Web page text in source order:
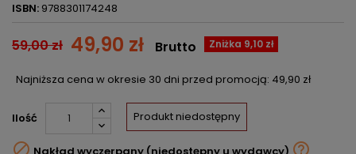
ISBN: 9788301174248
59,00 zł 49,90 zł Zniżka 9,10 zł
Brutto
Najniższa cena w okresie 30 dni przed promocją: 49,90 zł
Ilość Produkt niedostępny
 